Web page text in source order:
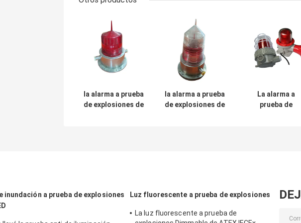
la alarma a prueba
de explosiones de
la alarma a prueba
de explosiones de
La alarma a
prueba de
inundación a prueba de explosiones
Luz fluorescente a prueba de explosiones
La luz fluorescente a prueba de